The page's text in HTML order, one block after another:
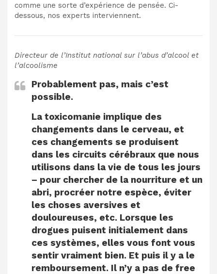
comme une sorte d’expérience de pensée. Ci-
dessous, nos experts interviennent.
Directeur de l’Institut national sur l’abus d’alcool et
l’alcoolisme
Probablement pas, mais c’est
possible.
La toxicomanie implique des
changements dans le cerveau, et
ces changements se produisent
dans les circuits cérébraux que nous
utilisons dans la vie de tous les jours
– pour chercher de la nourriture et un
abri, procréer notre espèce, éviter
les choses aversives et
douloureuses, etc. Lorsque les
drogues puisent initialement dans
ces systèmes, elles vous font vous
sentir vraiment bien. Et puis il y a le
remboursement. Il n’y a pas de free